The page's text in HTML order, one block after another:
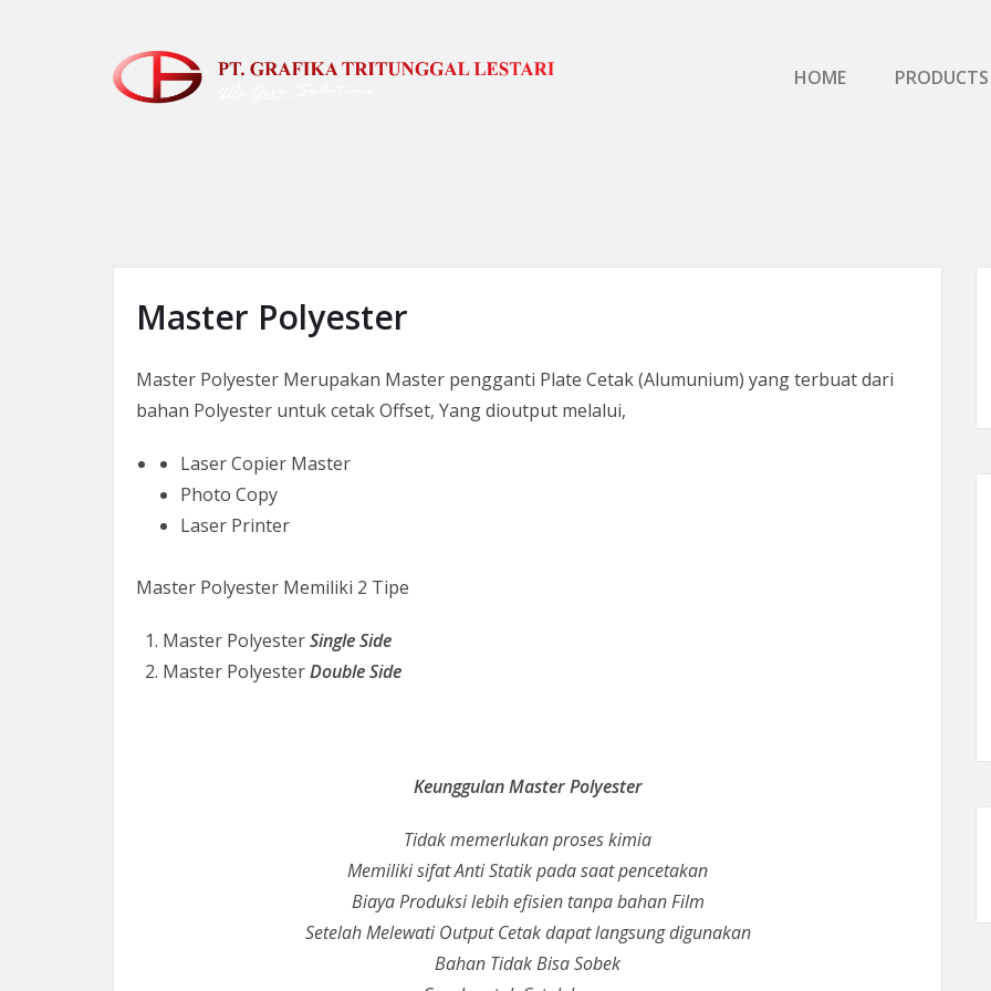
HOME
PRODUCTS
Master Polyester
Master Polyester Merupakan Master pengganti Plate Cetak (Alumunium) yang terbuat dari
bahan Polyester untuk cetak Offset, Yang dioutput melalui,
Laser Copier Master
Photo Copy
Laser Printer
Master Polyester Memiliki 2 Tipe
Master PolyesterSingle Side
Master PolyesterDouble Side
Keunggulan Master Polyester
Tidak memerlukan proses kimia
Memiliki sifat Anti Statik pada saat pencetakan
Biaya Produksi lebih efisien tanpa bahan Film
Setelah Melewati Output Cetak dapat langsung digunakan
Bahan Tidak Bisa Sobek